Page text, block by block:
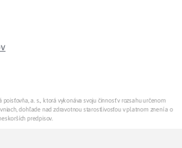
a. s., ktorá vykonáva svoju činnosť v rozsahu určenom
dohľade nad zdravotnou starostlivosťou v platnom znení a o
predpisov.